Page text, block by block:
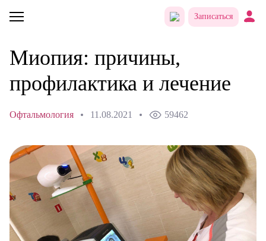
Записаться
Миопия: причины,
профилактика и лечение
Офтальмология 11.08.2021 59462